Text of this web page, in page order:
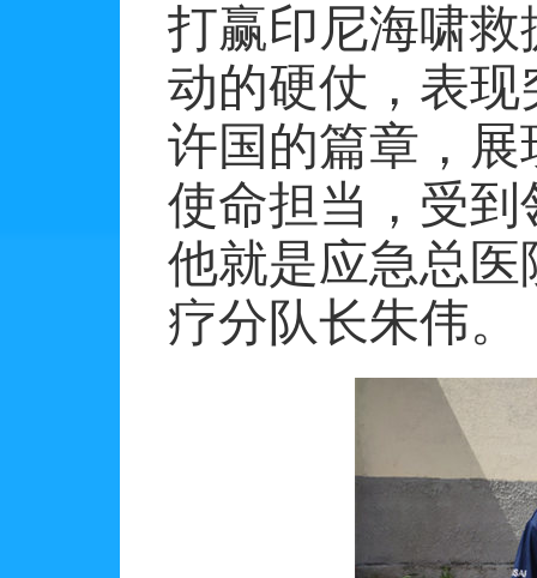
打赢印尼海啸
动的硬仗，表
许国的篇章，
使命担当，受
他就是应急总
疗分队长朱伟。